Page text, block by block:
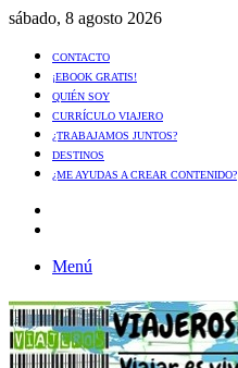
sábado, 8 agosto 2026
CONTACTO
¡EBOOK GRATIS!
QUIÉN SOY
CURRÍCULO VIAJERO
¿TRABAJAMOS JUNTOS?
DESTINOS
¿ME AYUDAS A CREAR CONTENIDO?
Menú